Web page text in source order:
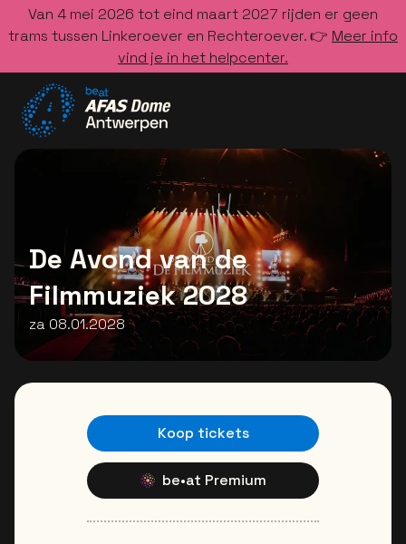
Van 4 mei 2026 tot eind maart 2027 rijden er geen
trams tussen Linkeroever en Rechteroever. 👉 Meer info
vind je in het helpcenter.
De Avond van de
Filmmuziek 2028
za 08.01.2028
Koop tickets
be•at Premium